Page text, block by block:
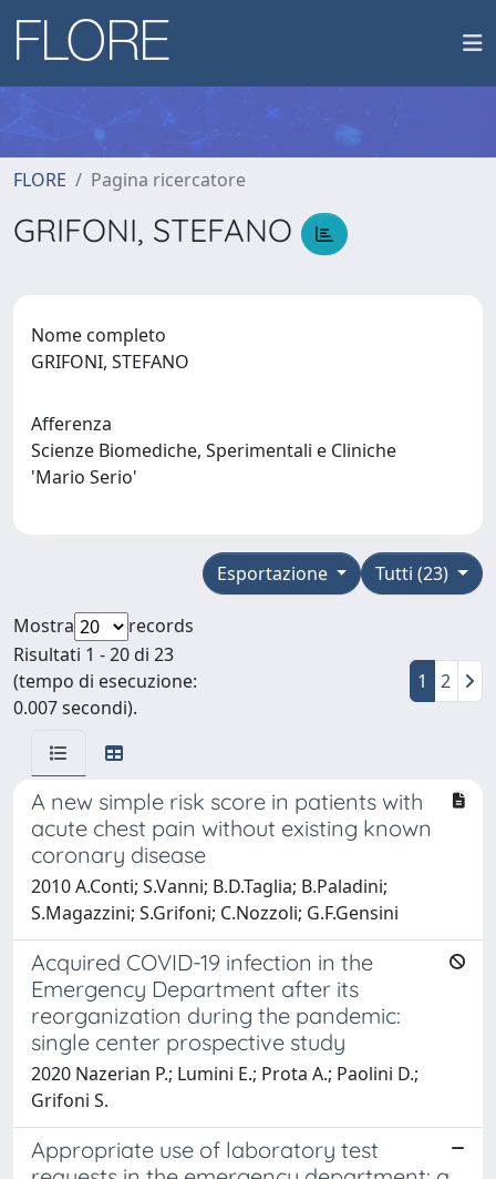
FLORE Pagina ricercatore
GRIFONI, STEFANO
Nome completo
GRIFONI, STEFANO
Afferenza
Scienze Biomediche, Sperimentali e Cliniche
'Mario Serio'
Tutti (23)
Esportazione
Mostra
records
Risultati 1 - 20 di 23
(tempo di esecuzione:
0.007 secondi).
1 2
A new simple risk score in patients with
acute chest pain without existing known
coronary disease
2010 A.Conti; S.Vanni; B.D.Taglia; B.Paladini;
S.Magazzini; S.Grifoni; C.Nozzoli; G.F.Gensini
Acquired COVID-19 infection in the
Emergency Department after its
reorganization during the pandemic:
single center prospective study
2020 Nazerian P.; Lumini E.; Prota A.; Paolini D.;
Grifoni S.
Appropriate use of laboratory test